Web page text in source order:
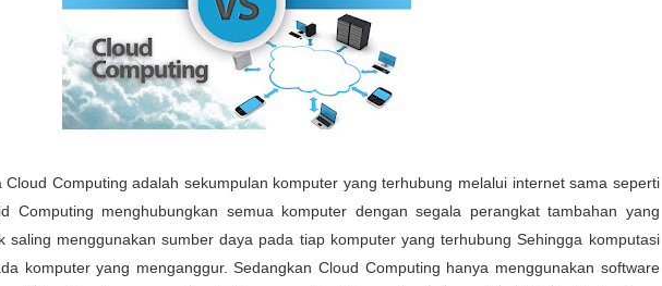
Cloud Computing adalah sekumpulan komputer yang terhubung melalui internet sama seperti
Computing menghubungkan semua komputer dengan segala perangkat tambahan yang
saling menggunakan sumber daya pada tiap komputer yang terhubung Sehingga komputasi
komputer yang menganggur. Sedangkan Cloud Computing hanya menggunakan software